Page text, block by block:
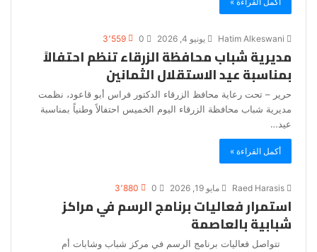
يونيو 4, 2026 3٬559
مديرية شباب محافظة الزرقاء تنظم احتفالاً
بمناسبة عيد الاستقلال الثمانين
حرير – تحت رعاية محافظ الزرقاء الدكتور فراس أبو قاعود، نظمت
مديرية شباب محافظة الزرقاء اليوم الخميس احتفالاً وطنياً بمناسبة
عيد…
أكمل القراءة »
مايو 19, 2026 3٬880
استمرار فعاليات برنامج الرسم في مراكز
شبابية بالعاصمة
تتواصل فعاليات برنامج الرسم في مركز شباب وشابات أم